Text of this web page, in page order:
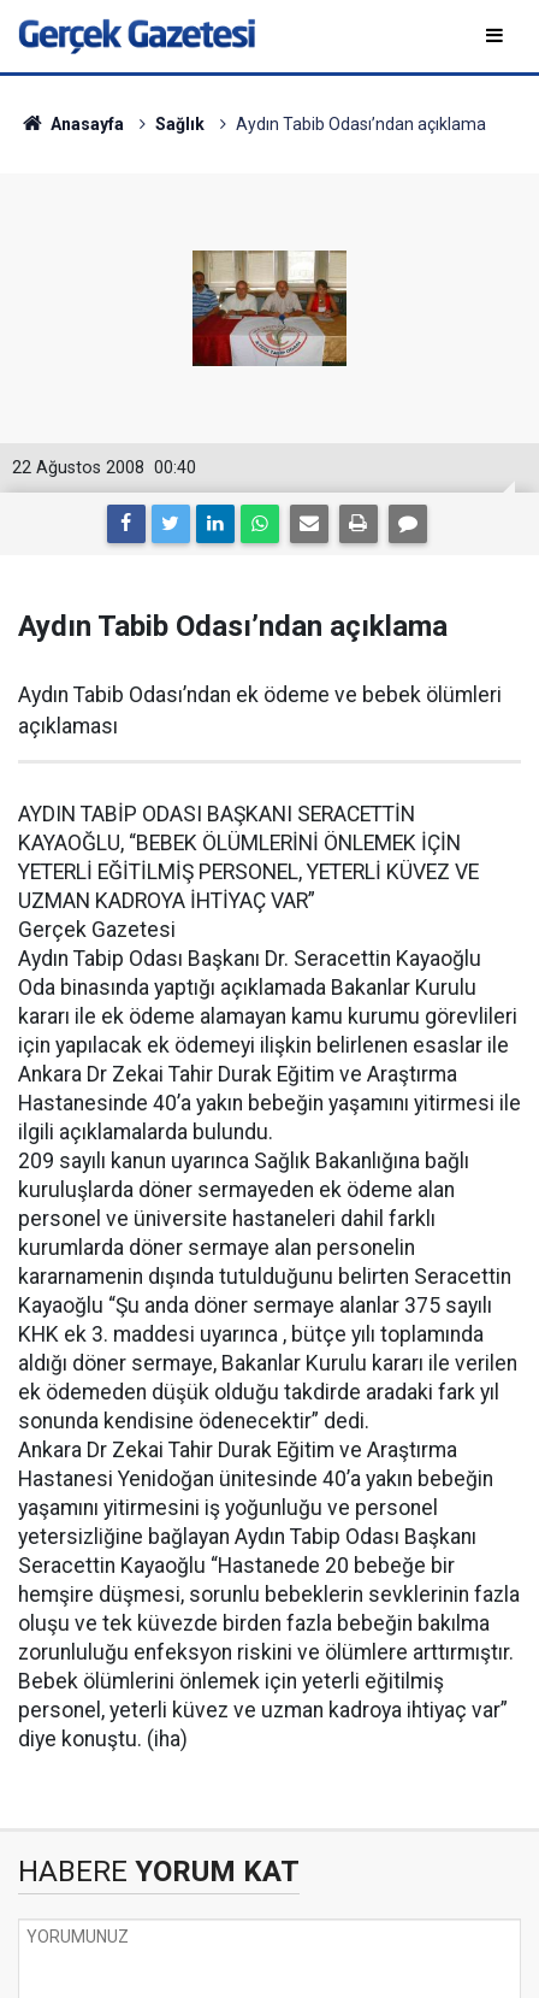
Anasayfa Sağlık Aydın Tabib Odası’ndan açıklama
00:40
22 Ağustos 2008
Aydın Tabib Odası’ndan açıklama
Aydın Tabib Odası’ndan ek ödeme ve bebek ölümleri
açıklaması
AYDIN TABİP ODASI BAŞKANI SERACETTİN
KAYAOĞLU, “BEBEK ÖLÜMLERİNİ ÖNLEMEK İÇİN
YETERLİ EĞİTİLMİŞ PERSONEL, YETERLİ KÜVEZ VE
UZMAN KADROYA İHTİYAÇ VAR”
Gerçek Gazetesi
Aydın Tabip Odası Başkanı Dr. Seracettin Kayaoğlu
Oda binasında yaptığı açıklamada Bakanlar Kurulu
kararı ile ek ödeme alamayan kamu kurumu görevlileri
için yapılacak ek ödemeyi ilişkin belirlenen esaslar ile
Ankara Dr Zekai Tahir Durak Eğitim ve Araştırma
Hastanesinde 40’a yakın bebeğin yaşamını yitirmesi ile
ilgili açıklamalarda bulundu.
209 sayılı kanun uyarınca Sağlık Bakanlığına bağlı
kuruluşlarda döner sermayeden ek ödeme alan
personel ve üniversite hastaneleri dahil farklı
kurumlarda döner sermaye alan personelin
kararnamenin dışında tutulduğunu belirten Seracettin
Kayaoğlu “Şu anda döner sermaye alanlar 375 sayılı
KHK ek 3. maddesi uyarınca , bütçe yılı toplamında
aldığı döner sermaye, Bakanlar Kurulu kararı ile verilen
ek ödemeden düşük olduğu takdirde aradaki fark yıl
sonunda kendisine ödenecektir” dedi.
Ankara Dr Zekai Tahir Durak Eğitim ve Araştırma
Hastanesi Yenidoğan ünitesinde 40’a yakın bebeğin
yaşamını yitirmesini iş yoğunluğu ve personel
yetersizliğine bağlayan Aydın Tabip Odası Başkanı
Seracettin Kayaoğlu “Hastanede 20 bebeğe bir
hemşire düşmesi, sorunlu bebeklerin sevklerinin fazla
oluşu ve tek küvezde birden fazla bebeğin bakılma
zorunluluğu enfeksyon riskini ve ölümlere arttırmıştır.
Bebek ölümlerini önlemek için yeterli eğitilmiş
personel, yeterli küvez ve uzman kadroya ihtiyaç var”
diye konuştu. (iha)
HABERE YORUM KAT